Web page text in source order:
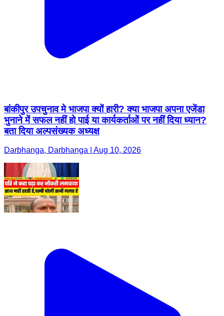
बांकीपुर उपचुनाव मे भाजपा क्यों हारी? क्या भाजपा अपना एजेंडा
भुनाने में सफल नहीं हो पाई या कार्यकर्ताओं पर नहीं दिया ध्यान?
बता दिया अल्पसंख्यक अध्यक्ष
Darbhanga, Darbhanga | Aug 10, 2026